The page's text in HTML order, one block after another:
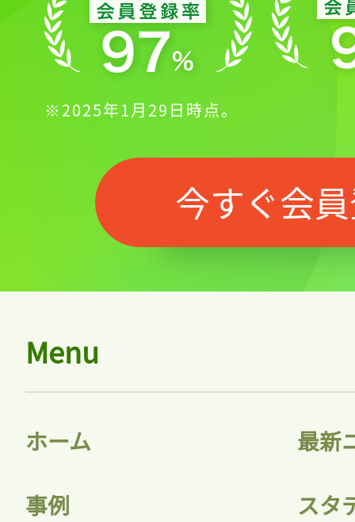
※2025年1月29日時点。
今すぐ会
Menu
ホーム 最新
事例 スタ